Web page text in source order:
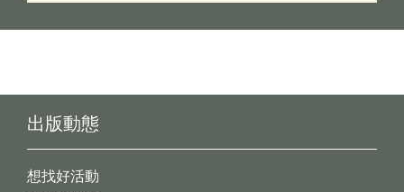
出版動態
想找好活動